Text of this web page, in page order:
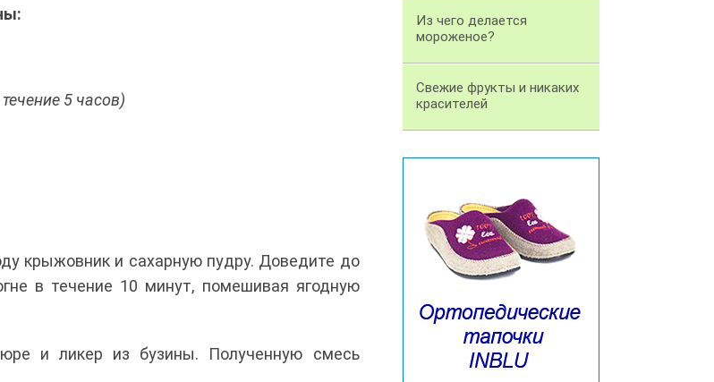
5 часов)
крыжовник и сахарную пудру. Доведите до
в течение 10 минут, помешивая ягодную
и ликер из бузины. Полученную смесь
Из чего делается
мороженое?
Свежие фрукты и никаких
красителей